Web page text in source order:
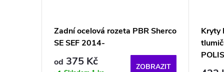
Zadní ocelová rozeta PBR Sherco
SE SEF 2014-
od 375 Kč ZOBRAZIT
Kryty